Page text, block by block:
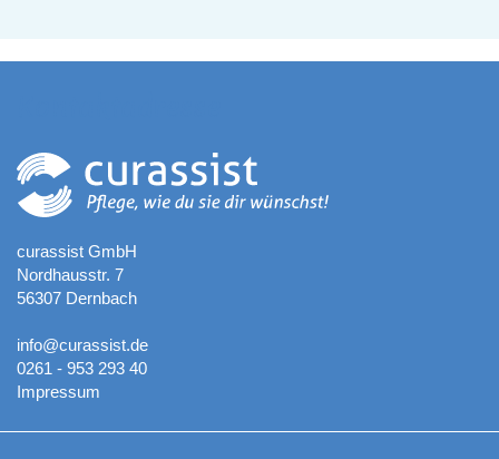
curassist GmbH
Nordhausstr. 7
56307 Dernbach
info@curassist.de
0261 - 953 293 40
Impressum